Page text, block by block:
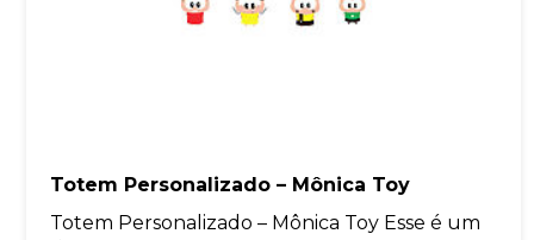
Totem Personalizado – Mônica Toy
Totem Personalizado – Mônica Toy Esse é um